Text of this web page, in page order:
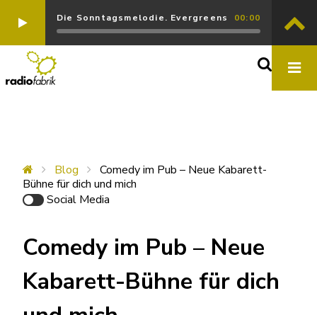
Die Sonntagsmelodie. Evergreens 00:00
Blog
Comedy im Pub – Neue Kabarett-
Bühne für dich und mich
Social Media
Comedy im Pub – Neue
Kabarett-Bühne für dich